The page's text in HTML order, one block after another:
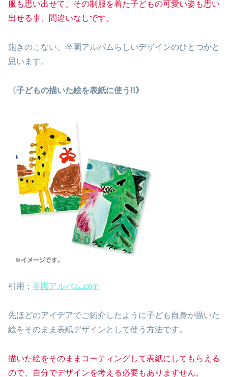
服も思い出せて、その制服を着た子どもの可愛い姿も思い
出せる事、間違いなしです。
飽きのこない、卒園アルバムらしいデザインのひとつかと
思います。
《子どもの描いた絵を表紙に使う!!》
引用： 卒園アルバム.com
先ほどのアイデアでご紹介したように子ども自身が描いた
絵をそのまま表紙デザインとして使う方法です。
描いた絵をそのままコーティングして表紙にしてもらえる
ので、自分でデザインを考える必要もありますせん。